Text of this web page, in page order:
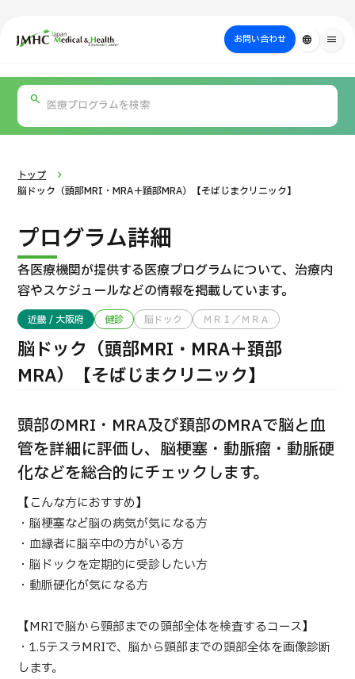
ジャパン・メディカル＆ヘルスツーリズムセンター（JMHC）
お問い合わせ language menu
日本の医療について
部位・疾病
で探す
検査・術式・
方法で探す
を探す
TOP
JMHCについて
外国人受療者様へ
日本の医療について
受診の流れ
PICK UP PROGRAM
国際セカンドオピニオンパッケージ （湘南鎌倉総合病院）
治療
トップ
脳ドック（頭部MRI・MRA＋頚部MRA）【そばじまクリニック】
プログラム詳細
各医療機関が提供する医療プログラムについて、治療内
容やスケジュールなどの情報を掲載しています。
近畿 / 大阪府 健診 脳ドック ＭＲＩ／ＭＲＡ
脳ドック（頭部MRI・MRA＋頚部
MRA）【そばじまクリニック】
頭部のMRI・MRA及び頚部のMRAで脳と血
管を詳細に評価し、脳梗塞・動脈瘤・動脈硬
化などを総合的にチェックします。
【こんな方におすすめ】
・脳梗塞など脳の病気が気になる方
・血縁者に脳卒中の方がいる方
・脳ドックを定期的に受診したい方
・動脈硬化が気になる方
【MRIで脳から頸部までの頭部全体を検査するコース】
・1.5テスラMRIで、脳から頸部までの頭部全体を画像診断
します。